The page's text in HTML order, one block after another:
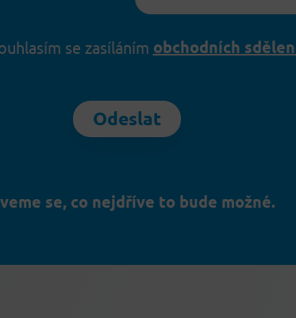
se zasíláním obchodních
Odeslat
se, co nejdříve to bude možné.